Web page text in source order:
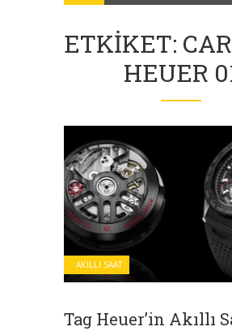
ETKIKET:
HEUER
AKILLI SAAT
Tag Heuer’in Akıllı